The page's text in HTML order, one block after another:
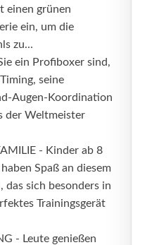
einen grünen
ein, um die
zu...
ein Profiboxer sind,
seine
Augen-Koordination
der Weltmeister
- Kinder ab 8
Spaß an diesem
sich besonders in
Trainingsgerät
- Leute genießen